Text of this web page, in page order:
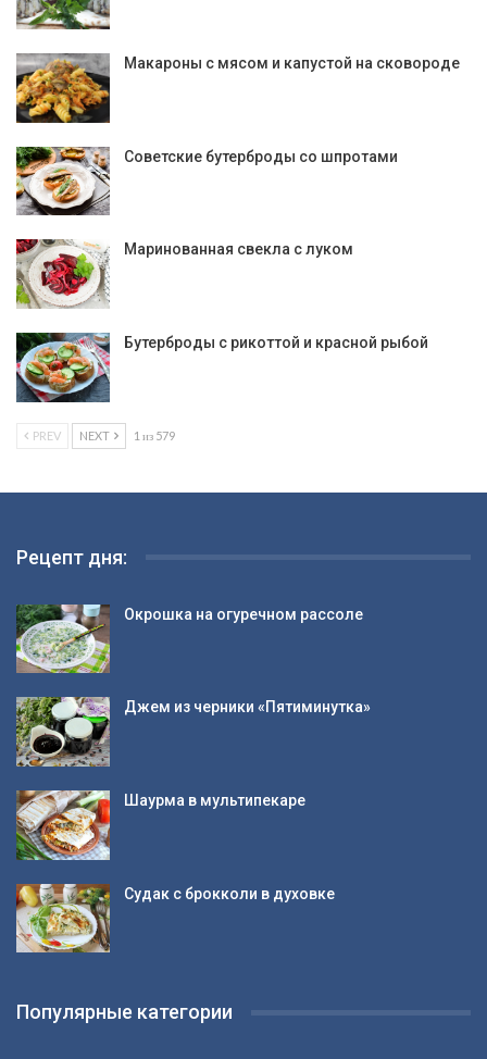
Макароны с мясом и капустой на сковороде
Советские бутерброды со шпротами
Маринованная свекла с луком
Бутерброды с рикоттой и красной рыбой
PREV NEXT 1 из 579
Рецепт дня:
Окрошка на огуречном рассоле
Джем из черники «Пятиминутка»
Шаурма в мультипекаре
Судак с брокколи в духовке
Популярные категории